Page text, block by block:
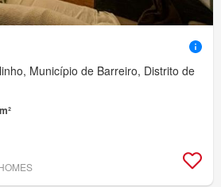
Município de Barreiro, Distrito de